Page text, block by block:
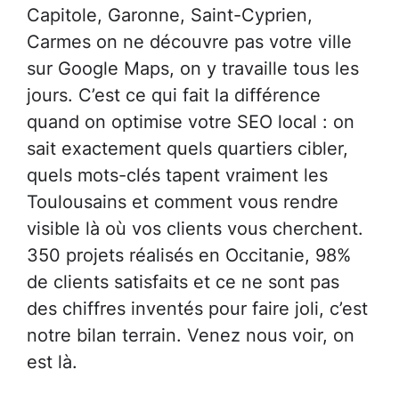
Capitole, Garonne, Saint-Cyprien,
Carmes on ne découvre pas votre ville
sur Google Maps, on y travaille tous les
jours. C’est ce qui fait la différence
quand on optimise votre SEO local : on
sait exactement quels quartiers cibler,
quels mots-clés tapent vraiment les
Toulousains et comment vous rendre
visible là où vos clients vous cherchent.
350 projets réalisés en Occitanie, 98%
de clients satisfaits et ce ne sont pas
des chiffres inventés pour faire joli, c’est
notre bilan terrain. Venez nous voir, on
est là.